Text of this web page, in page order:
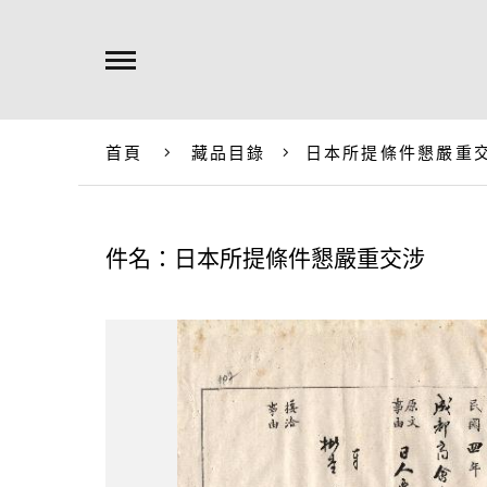
首頁 藏品目錄 日本所提條件懇嚴重
件名：日本所提條件懇嚴重交涉